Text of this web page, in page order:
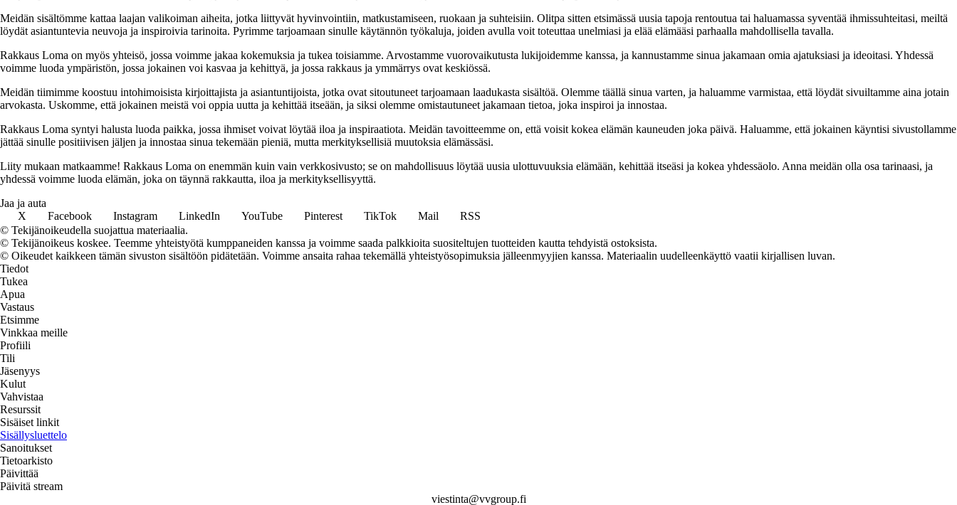
Meidän sisältömme kattaa laajan valikoiman aiheita, jotka liittyvät hyvinvointiin, matkustamiseen, ruokaan ja suhteisiin. Olitpa sitten etsimässä uusia tapoja rentoutua tai haluamassa syventää ihmissuhteitasi, meiltä
löydät asiantuntevia neuvoja ja inspiroivia tarinoita. Pyrimme tarjoamaan sinulle käytännön työkaluja, joiden avulla voit toteuttaa unelmiasi ja elää elämääsi parhaalla mahdollisella tavalla.
Rakkaus Loma on myös yhteisö, jossa voimme jakaa kokemuksia ja tukea toisiamme. Arvostamme vuorovaikutusta lukijoidemme kanssa, ja kannustamme sinua jakamaan omia ajatuksiasi ja ideoitasi. Yhdessä
voimme luoda ympäristön, jossa jokainen voi kasvaa ja kehittyä, ja jossa rakkaus ja ymmärrys ovat keskiössä.
Meidän tiimimme koostuu intohimoisista kirjoittajista ja asiantuntijoista, jotka ovat sitoutuneet tarjoamaan laadukasta sisältöä. Olemme täällä sinua varten, ja haluamme varmistaa, että löydät sivuiltamme aina jotain
arvokasta. Uskomme, että jokainen meistä voi oppia uutta ja kehittää itseään, ja siksi olemme omistautuneet jakamaan tietoa, joka inspiroi ja innostaa.
Rakkaus Loma syntyi halusta luoda paikka, jossa ihmiset voivat löytää iloa ja inspiraatiota. Meidän tavoitteemme on, että voisit kokea elämän kauneuden joka päivä. Haluamme, että jokainen käyntisi sivustollamme
jättää sinulle positiivisen jäljen ja innostaa sinua tekemään pieniä, mutta merkityksellisiä muutoksia elämässäsi.
Liity mukaan matkaamme! Rakkaus Loma on enemmän kuin vain verkkosivusto; se on mahdollisuus löytää uusia ulottuvuuksia elämään, kehittää itseäsi ja kokea yhdessäolo. Anna meidän olla osa tarinaasi, ja
yhdessä voimme luoda elämän, joka on täynnä rakkautta, iloa ja merkityksellisyyttä.
Jaa ja auta
X
Facebook Instagram LinkedIn YouTube Pinterest TikTok Mail
RSS
© Tekijänoikeudella suojattua materiaalia.
© Tekijänoikeus koskee. Teemme yhteistyötä kumppaneiden kanssa ja voimme saada palkkioita suositeltujen tuotteiden kautta tehdyistä ostoksista.
© Oikeudet kaikkeen tämän sivuston sisältöön pidätetään. Voimme ansaita rahaa tekemällä yhteistyösopimuksia jälleenmyyjien kanssa. Materiaalin uudelleenkäyttö vaatii kirjallisen luvan.
Tiedot
Tukea
Apua
Vastaus
Etsimme
Vinkkaa meille
Profiili
Tili
Jäsenyys
Kulut
Vahvistaa
Resurssit
Sisäiset linkit
Sisällysluettelo
Sanoitukset
Tietoarkisto
Päivittää
Päivitä stream
viestinta@vvgroup.fi